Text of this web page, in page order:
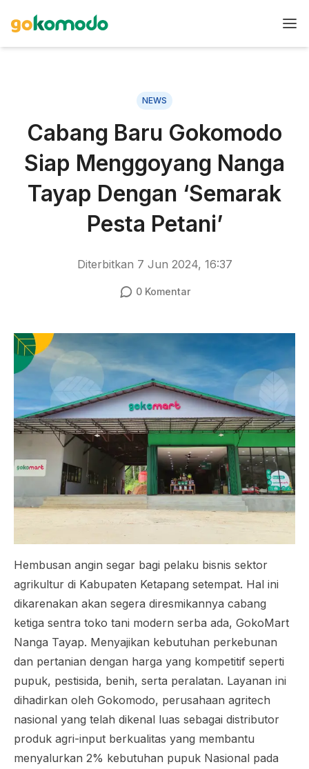
NEWS
Cabang Baru Gokomodo
Siap Menggoyang Nanga
Tayap Dengan ‘Semarak
Pesta Petani’
Diterbitkan 7 Jun 2024, 16:37
0Komentar
Hembusan angin segar bagi pelaku bisnis sektor
agrikultur di Kabupaten Ketapang setempat. Hal ini
dikarenakan akan segera diresmikannya cabang
ketiga sentra toko tani modern serba ada, GokoMart
Nanga Tayap. Menyajikan kebutuhan perkebunan
dan pertanian dengan harga yang kompetitif seperti
pupuk, pestisida, benih, serta peralatan. Layanan ini
dihadirkan oleh Gokomodo, perusahaan agritech
nasional yang telah dikenal luas sebagai distributor
produk agri-input berkualitas yang membantu
menyalurkan 2% kebutuhan pupuk Nasional pada